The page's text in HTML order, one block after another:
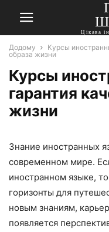
Цікава
Додому
Курсы
образа жизни
Курсы
гарантия
жизни
Знание иностранных
современном мире.
иностранном языке,
горизонты для
новым знаниям,
появляется